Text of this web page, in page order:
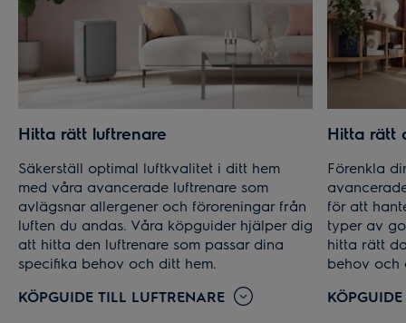
Hitta rätt luftrenare
Säkerställ optimal luftkvalitet i ditt hem
med våra avancerade luftrenare som
avlägsnar allergener och föroreningar från
luften du andas. Våra köpguider hjälper dig
att hitta den luftrenare som passar dina
specifika behov och ditt hem.
KÖPGUIDE TILL LUFTRENARE
Hitta rätt
Förenkla
för att
typer av
hitta rätt
behov och